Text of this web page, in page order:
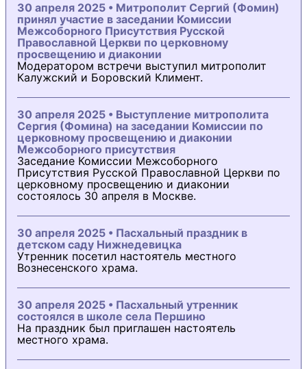
30 апреля 2025 • Митрополит Сергий (Фомин)
принял участие в заседании Комиссии
Межсоборного Присутствия Русской
Православной Церкви по церковному
просвещению и диаконии
Модератором встречи выступил митрополит
Калужский и Боровский Климент.
30 апреля 2025 • Выступление митрополита
Сергия (Фомина) на заседании Комиссии по
церковному просвещению и диаконии
Межсоборного присутствия
Заседание Комиссии Межсоборного
Присутствия Русской Православной Церкви по
церковному просвещению и диаконии
состоялось 30 апреля в Москве.
30 апреля 2025 • Пасхальный праздник в
детском саду Нижнедевицка
Утренник посетил настоятель местного
Вознесенского храма.
30 апреля 2025 • Пасхальный утренник
состоялся в школе села Першино
На праздник был приглашен настоятель
местного храма.